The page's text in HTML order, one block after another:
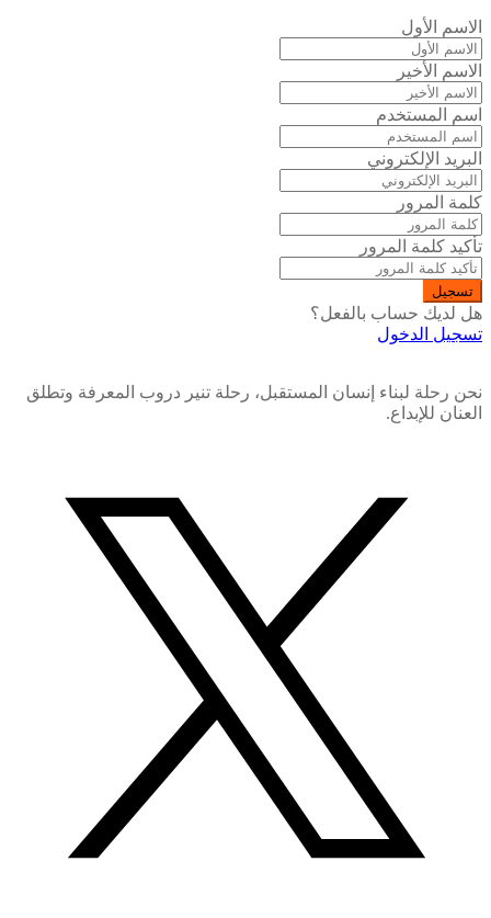
الاسم الأول
الاسم الأخير
اسم المستخدم
البريد الإلكتروني
كلمة المرور
تأكيد كلمة المرور
تسجيل
هل لديك حساب بالفعل؟
تسجيل الدخول
نحن رحلة لبناء إنسان المستقبل، رحلة تنير دروب المعرفة وتطلق
العنان للإبداع.